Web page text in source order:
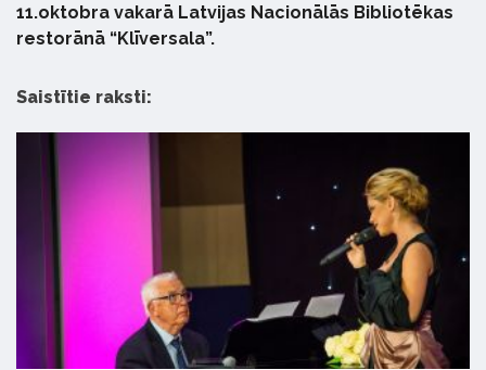
11.oktobra vakarā Latvijas Nacionālās Bibliotēkas
restorānā “Klīversala”.
Saistītie raksti: